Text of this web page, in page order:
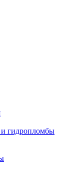
гидропломбы